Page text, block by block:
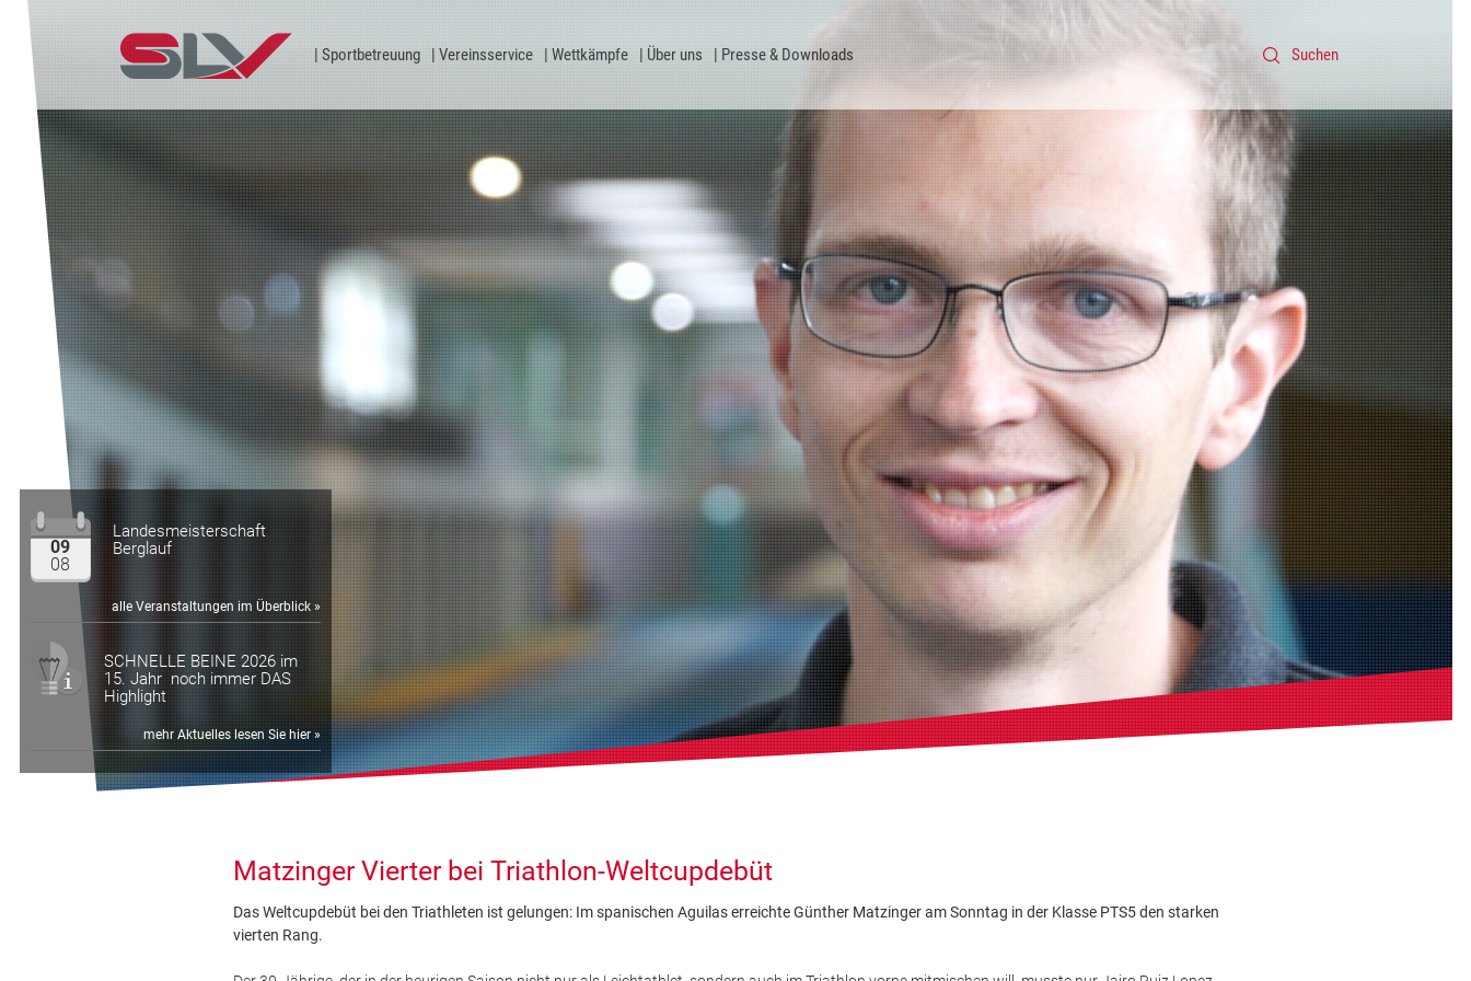
Zum Inhalt
Sportbetreuung Vereinsservice Wettkämpfe Über uns Presse & Downloads
09
08
Landesmeisterschaft
Berglauf
alle Veranstaltungen im Überblick »
SCHNELLE BEINE 2026 im
15. Jahr noch immer DAS
Highlight
mehr Aktuelles lesen Sie hier »
Matzinger Vierter bei Triathlon-Weltcupdebüt
Das Weltcupdebüt bei den Triathleten ist gelungen: Im spanischen Aguilas erreichte Günther Matzinger am Sonntag in der Klasse PTS5 den starken
vierten Rang.